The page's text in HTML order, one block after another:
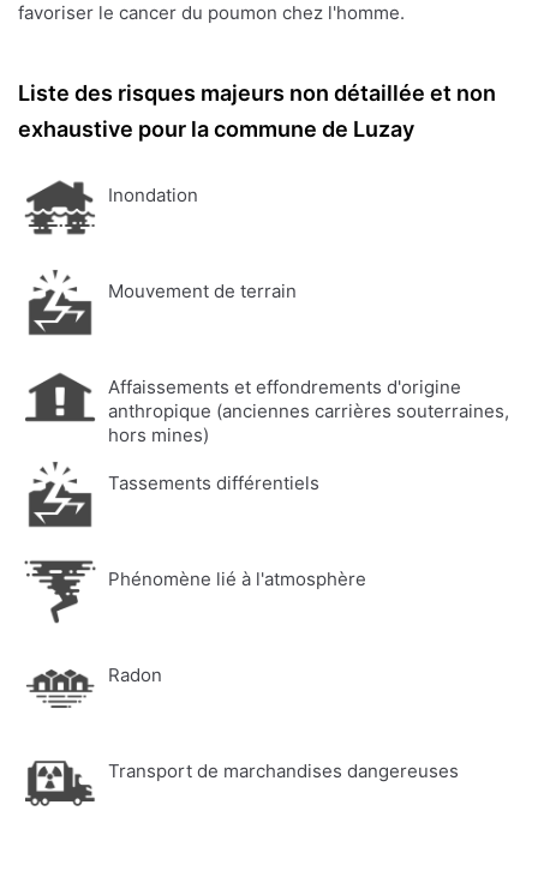
favoriser le cancer du poumon chez l'homme.
Liste des risques majeurs non détaillée et non
exhaustive pour la commune de Luzay
Inondation
Mouvement de terrain
Affaissements et effondrements d'origine
anthropique (anciennes carrières souterraines,
hors mines)
Tassements différentiels
Phénomène lié à l'atmosphère
Radon
Transport de marchandises dangereuses